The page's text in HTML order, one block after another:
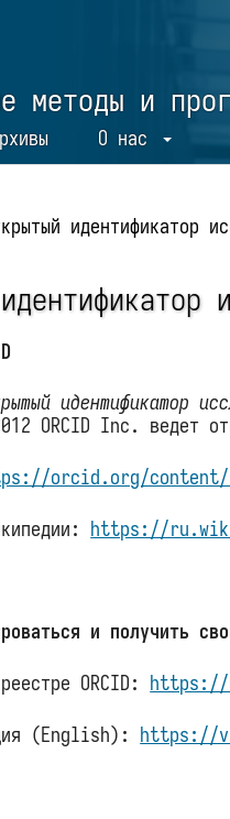
методы и
О нас
идентификатор
идентификатор
ORCID Inc. ведет
orcid.org/
https://
и получить
ORCID: https://
(English): https://